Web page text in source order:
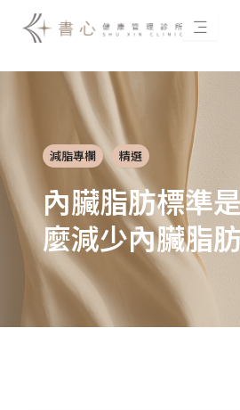
減脂專欄 精選
內臟脂肪標準
麼減少內臟脂